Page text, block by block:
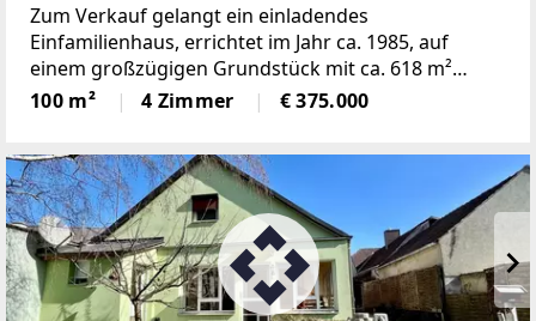
Zum Verkauf gelangt ein einladendes
Einfamilienhaus, errichtet im Jahr ca. 1985, auf
einem großzügigen Grundstück mit ca. 618 m²
Fläche und ca. 101m² Wohnfläche. Die Liegenschaft
befindet sich in ruhiger Wohnlage und bietet ein
100 m² 4 Zimmer € 375.000